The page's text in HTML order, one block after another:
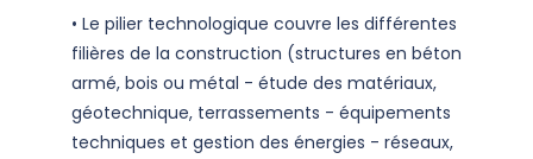
• Le pilier technologique couvre les différentes
filières de la construction (structures en béton
armé, bois ou métal - étude des matériaux,
géotechnique, terrassements - équipements
techniques et gestion des énergies - réseaux,